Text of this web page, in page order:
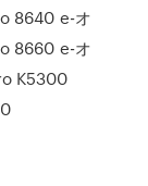
8640 e-オ
8660 e-オ
K5300